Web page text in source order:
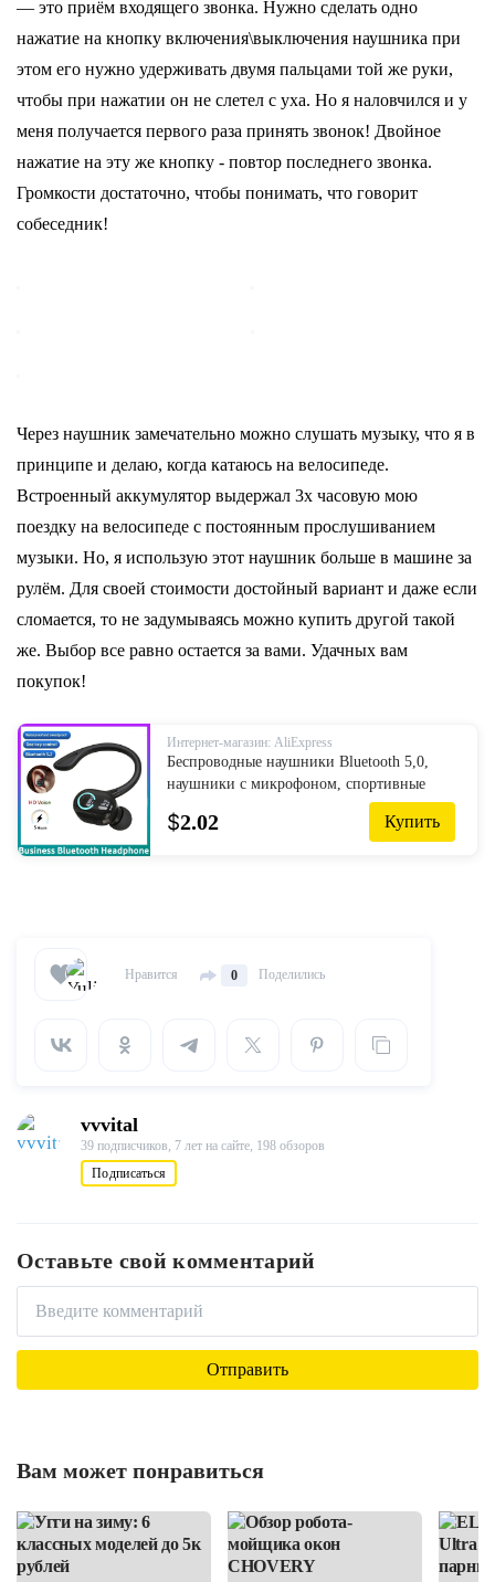
— это приём входящего звонка. Нужно сделать одно
нажатие на кнопку включения\выключения наушника при
этом его нужно удерживать двумя пальцами той же руки,
чтобы при нажатии он не слетел с уха. Но я наловчился и у
меня получается первого раза принять звонок! Двойное
нажатие на эту же кнопку - повтор последнего звонка.
Громкости достаточно, чтобы понимать, что говорит
собеседник!
Через наушник замечательно можно слушать музыку, что я в
принципе и делаю, когда катаюсь на велосипеде.
Встроенный аккумулятор выдержал 3х часовую мою
поездку на велосипеде с постоянным прослушиванием
музыки. Но, я использую этот наушник больше в машине за
рулём. Для своей стоимости достойный вариант и даже если
сломается, то не задумываясь можно купить другой такой
же. Выбор все равно остается за вами. Удачных вам
покупок!
Интернет-магазин: AliExpress
Беспроводные наушники Bluetooth 5,0,
наушники с микрофоном, спортивные
водонепроницаемые TWS наушники-
вкладыши, гарнитура Bluetooth
$2.02 Купить
Нравится 0 Поделились
vvvital
39 подписчиков, 7 лет на сайте, 198 обзоров
Подписаться
Оставьте свой комментарий
Вам может понравиться